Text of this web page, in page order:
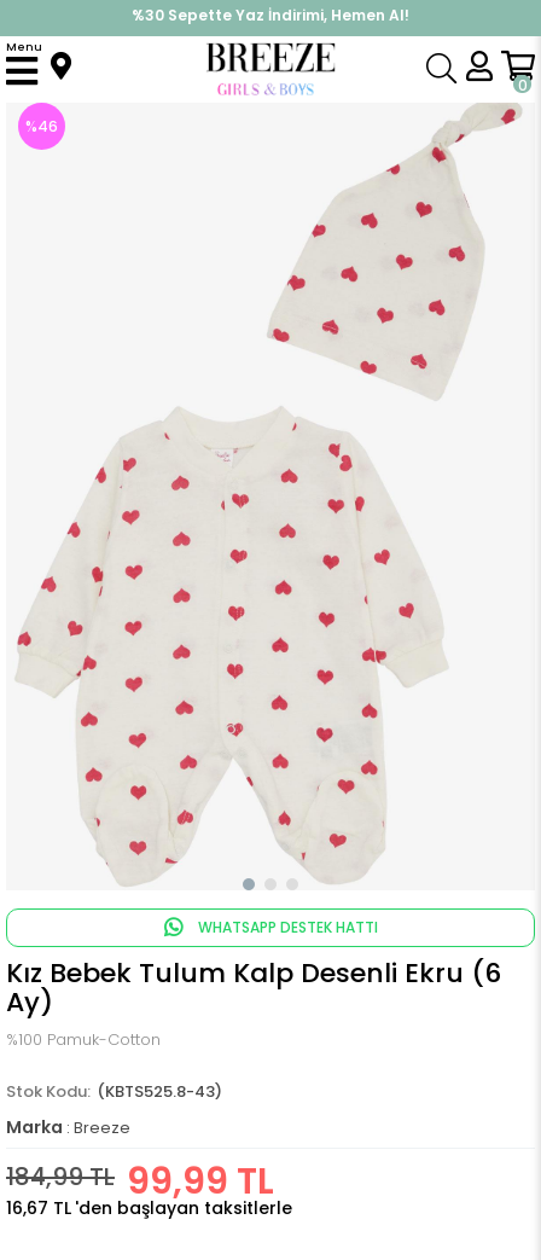
%30 Sepette Yaz İndirimi, Hemen Al!
İndirimlere ek %10 İndirimi Kap, Hemen Üye Ol!
0
Menu
Anasayfa Tulum Kız Bebek Tulum Kalp Desenli Ekru (6 Ay)
%46
WHATSAPP DESTEK HATTI
Kız Bebek Tulum Kalp Desenli Ekru (6
Ay)
%100 Pamuk-Cotton
(KBTS525.8-43)
Marka : Breeze
184,99 TL 99,99 TL
16,67 TL 'den başlayan taksitlerle